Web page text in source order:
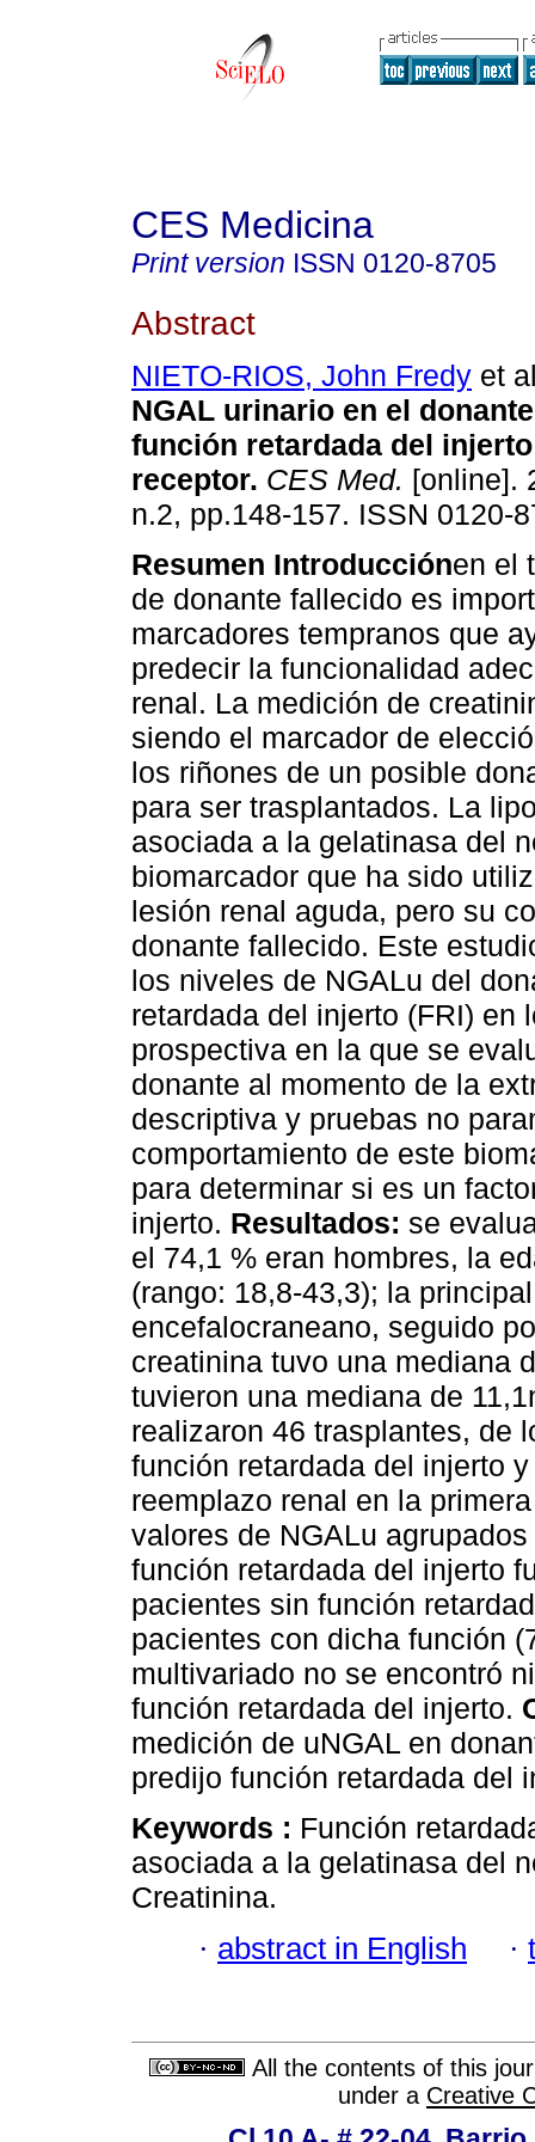
CES Medicina
Print version ISSN 0120-8705
Abstract
NIETO-RIOS, John Fredy et
NGAL urinario en el
función retardada del
receptor. CES Med. [online].
n.2, pp.148-157. ISSN 0120-
Resumen Introducciónen el
de donante fallecido es
marcadores tempranos que
predecir la funcionalidad
renal. La medición de
siendo el marcador de
los riñones de un posible
para ser trasplantados. La
asociada a la gelatinasa del
biomarcador que ha sido
lesión renal aguda, pero su
donante fallecido. Este
los niveles de NGALu del
retardada del injerto (FRI) en
prospectiva en la que se
donante al momento de la
descriptiva y pruebas no
comportamiento de este
para determinar si es un
injerto. Resultados: se
el 74,1 % eran hombres, la
(rango: 18,8-43,3); la
encefalocraneano, seguido
creatinina tuvo una mediana
tuvieron una mediana de
realizaron 46 trasplantes, de
función retardada del injerto
reemplazo renal en la
valores de NGALu
función retardada del injerto
pacientes sin función
pacientes con dicha función
multivariado no se encontró
función retardada del injerto.
medición de uNGAL en
predijo función retardada del
Keywords : Función
asociada a la gelatinasa del
Creatinina.
· abstract in English ·
All the contents of this
under a Creative